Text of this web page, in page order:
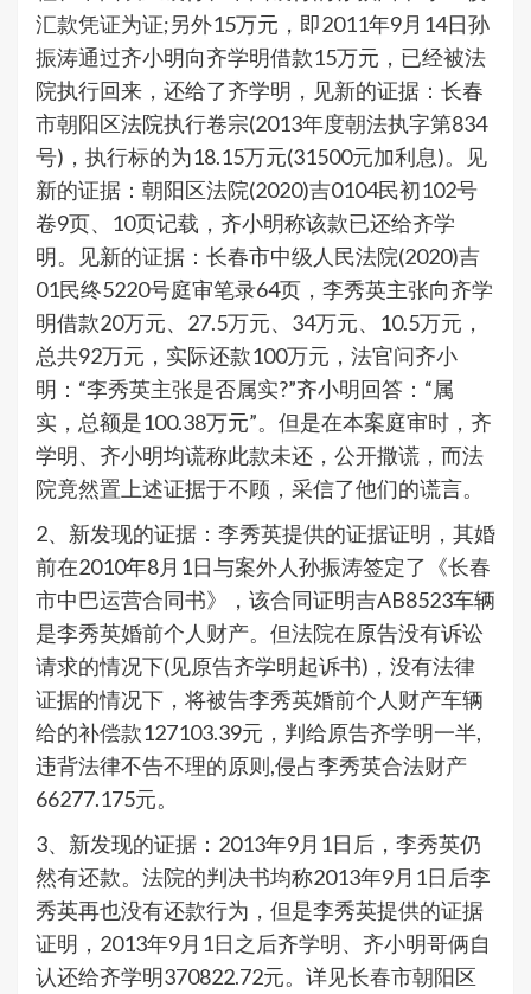
汇款凭证为证;另外15万元，即2011年9月14日孙
振涛通过齐小明向齐学明借款15万元，已经被法
院执行回来，还给了齐学明，见新的证据：长春
市朝阳区法院执行卷宗(2013年度朝法执字第834
号)，执行标的为18.15万元(31500元加利息)。见
新的证据：朝阳区法院(2020)吉0104民初102号
卷9页、10页记载，齐小明称该款已还给齐学
明。见新的证据：长春市中级人民法院(2020)吉
01民终5220号庭审笔录64页，李秀英主张向齐学
明借款20万元、27.5万元、34万元、10.5万元，
总共92万元，实际还款100万元，法官问齐小
明：“李秀英主张是否属实?”齐小明回答：“属
实，总额是100.38万元”。但是在本案庭审时，齐
学明、齐小明均谎称此款未还，公开撒谎，而法
院竟然置上述证据于不顾，采信了他们的谎言。
2、新发现的证据：李秀英提供的证据证明，其婚
前在2010年8月1日与案外人孙振涛签定了《长春
市中巴运营合同书》，该合同证明吉AB8523车辆
是李秀英婚前个人财产。但法院在原告没有诉讼
请求的情况下(见原告齐学明起诉书)，没有法律
证据的情况下，将被告李秀英婚前个人财产车辆
给的补偿款127103.39元，判给原告齐学明一半,
违背法律不告不理的原则,侵占李秀英合法财产
66277.175元。
3、新发现的证据：2013年9月1日后，李秀英仍
然有还款。法院的判决书均称2013年9月1日后李
秀英再也没有还款行为，但是李秀英提供的证据
证明，2013年9月1日之后齐学明、齐小明哥俩自
认还给齐学明370822.72元。详见长春市朝阳区